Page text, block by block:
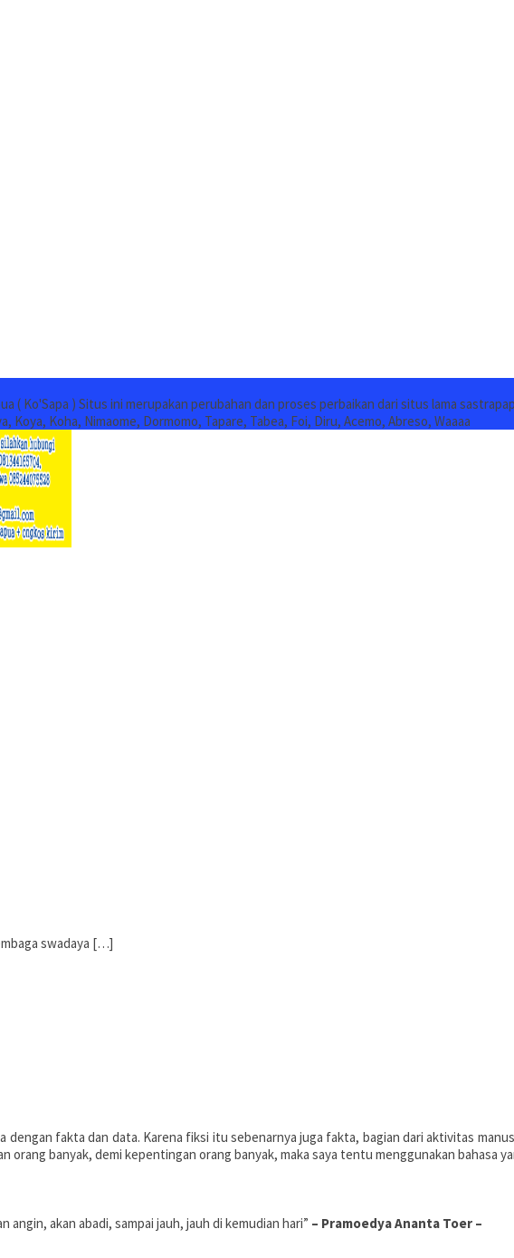
( Ko'Sapa ) Situs ini merupakan perubahan dan proses perbaikan dari situs lama
Koya, Koha, Nimaome, Dormomo, Tapare, Tabea, Foi, Diru, Acemo, Abreso, Waaaa
swadaya […]
dengan fakta dan data. Karena fiksi itu sebenarnya juga fakta, bagian dari aktivitas
orang banyak, demi kepentingan orang banyak, maka saya tentu menggunakan bahasa
akan abadi, sampai jauh, jauh di kemudian hari” – Pramoedya Ananta Toer –